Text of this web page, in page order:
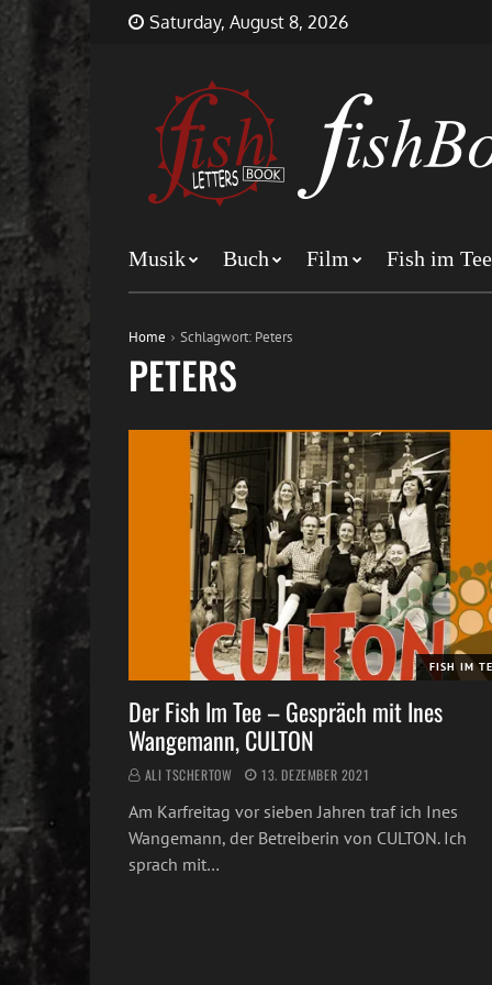
content
FishBookLetters
Musik,
Buch…
Saturday, August 8, 2026
Musik Buch Film Fish im Tee
Home Schlagwort: Peters
PETERS
FISH IM
Der Fish Im Tee – Gespräch mit Ines
Wangemann, CULTON
ALI TSCHERTOW 13. DEZEMBER 2021
Am Karfreitag vor sieben Jahren traf ich Ines
Wangemann, der Betreiberin von CULTON. Ich
sprach mit…